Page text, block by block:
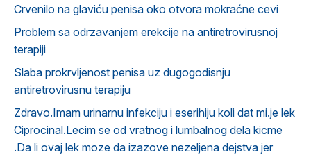
Crvenilo na glaviću penisa oko otvora mokraćne cevi
Problem sa odrzavanjem erekcije na antiretrovirusnoj
terapiji
Slaba prokrvljenost penisa uz dugogodisnju
antiretrovirusnu terapiju
Zdravo.Imam urinarnu infekciju i eserihiju koli dat mi.je lek
Ciprocinal.Lecim se od vratnog i lumbalnog dela kicme
.Da li ovaj lek moze da izazove nezeljena dejstva jer